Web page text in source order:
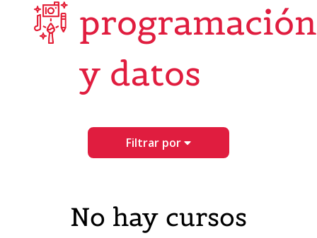
programación
y datos
Filtrar por
No hay cursos